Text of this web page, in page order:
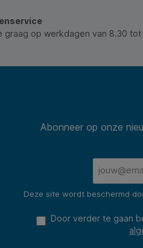
graag op werkdagen van 8.30
Abonneer op onze
Deze site wordt beschermd
Door verder te gaan